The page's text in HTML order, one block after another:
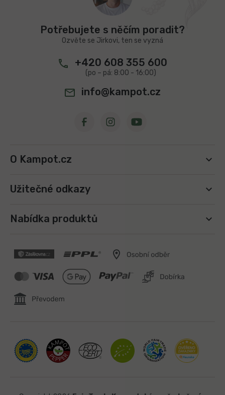
Potřebujete s něčím poradit?
Ozvěte se Jirkovi, ten se vyzná
+420 608 355 600
info@kampot.cz
O Kampot.cz
Užitečné odkazy
Nabídka produktů